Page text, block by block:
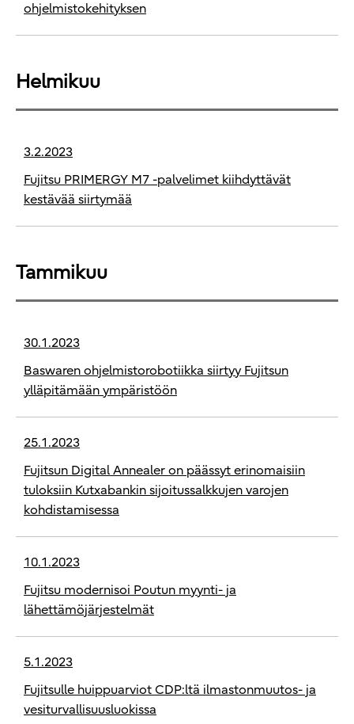
ohjelmistokehityksen
Helmikuu
3.2.2023
Fujitsu PRIMERGY M7 -palvelimet kiihdyttävät
kestävää siirtymää
Tammikuu
30.1.2023
Baswaren ohjelmistorobotiikka siirtyy Fujitsun
ylläpitämään ympäristöön
25.1.2023
Fujitsun Digital Annealer on päässyt erinomaisiin
tuloksiin Kutxabankin sijoitussalkkujen varojen
kohdistamisessa
10.1.2023
Fujitsu modernisoi Poutun myynti- ja
lähettämöjärjestelmät
5.1.2023
Fujitsulle huippuarviot CDP:ltä ilmastonmuutos- ja
vesiturvallisuusluokissa